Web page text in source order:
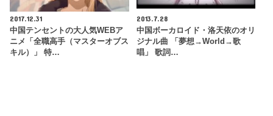
2017.12.31
中国テンセントの大人気WEBア
ニメ「全職高手（マスターオブス
キル）」 特…
2013.7.28
中国ボーカロイド・洛天依のオリ
ジナル曲 「夢想→World→歌
唱」 歌詞…